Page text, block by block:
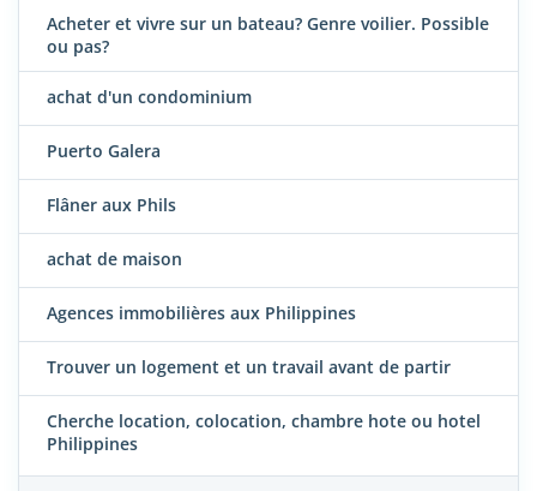
Acheter et vivre sur un bateau? Genre voilier. Possible
ou pas?
achat d'un condominium
Puerto Galera
Flâner aux Phils
achat de maison
Agences immobilières aux Philippines
Trouver un logement et un travail avant de partir
Cherche location, colocation, chambre hote ou hotel
Philippines